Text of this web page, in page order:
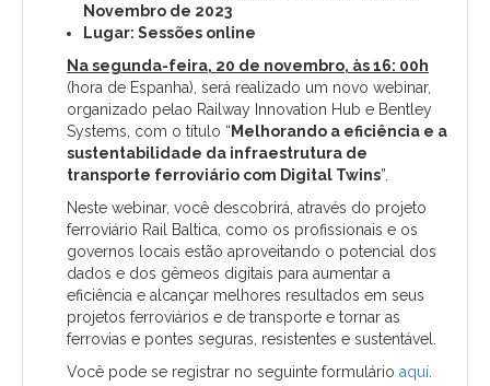
Novembro de 2023
Lugar: Sessões online
Na segunda-feira, 20 de novembro, às 16: 00h
(hora de Espanha), será realizado um novo webinar,
organizado pelao Railway Innovation Hub e Bentley
Systems, com o título “ Melhorando a eficiência e a
sustentabilidade da infraestrutura de
transporte ferroviário com Digital Twins”.
Neste webinar, você descobrirá, através do projeto
ferroviário Rail Baltica, como os profissionais e os
governos locais estão aproveitando o potencial dos
dados e dos gêmeos digitais para aumentar a
eficiência e alcançar melhores resultados em seus
projetos ferroviários e de transporte e tornar as
ferrovias e pontes seguras, resistentes e sustentável.
Você pode se registrar no seguinte formulário aquí.